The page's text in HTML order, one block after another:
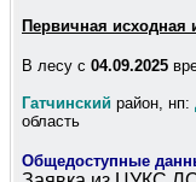
Первичная
В лесу c 04.09.2025
Гатчинский район, нп:
область
Общедоступные